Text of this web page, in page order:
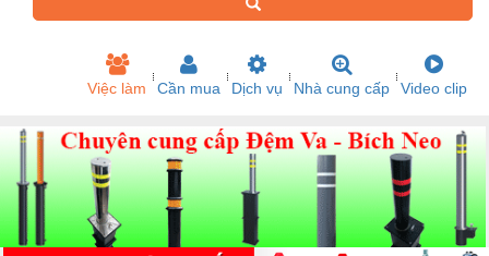
Việc làm Cần mua Dịch vụ Nhà cung cấp Video clip